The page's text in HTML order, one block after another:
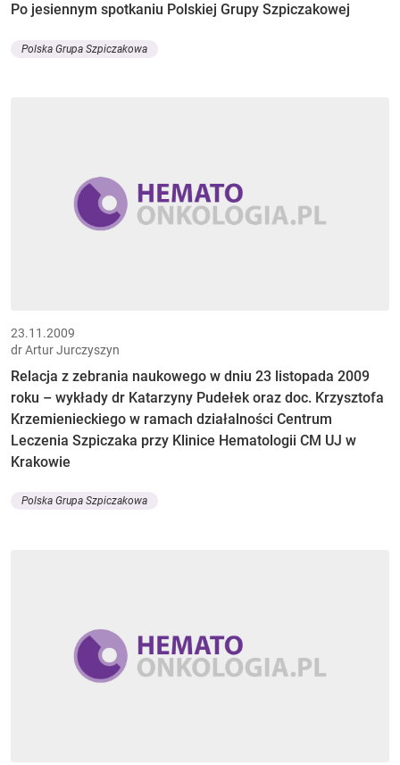
Po jesiennym spotkaniu Polskiej Grupy Szpiczakowej
Polska Grupa Szpiczakowa
23.11.2009
dr Artur Jurczyszyn
Relacja z zebrania naukowego w dniu 23 listopada 2009
roku – wykłady dr Katarzyny Pudełek oraz doc. Krzysztofa
Krzemienieckiego w ramach działalności Centrum
Leczenia Szpiczaka przy Klinice Hematologii CM UJ w
Krakowie
Polska Grupa Szpiczakowa